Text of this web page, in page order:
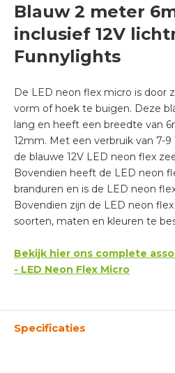
Blauw 2 meter
inclusief 12V
Funnylights
De LED neon flex micro is door
vorm of hoek te buigen. Deze
lang en heeft een breedte van
12mm. Met een verbruik van 7-
de blauwe 12V LED neon flex
Bovendien heeft de LED neon
branduren en is de LED neon
Bovendien zijn de LED neon
soorten, maten en kleuren te
Bekijk hier ons complete
- LED Neon Flex Micro
Specificaties